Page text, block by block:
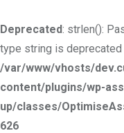
Deprecated: strlen():
type string is deprecated
/var/www/vhosts/
content/plugins/wp-
up/classes/
626